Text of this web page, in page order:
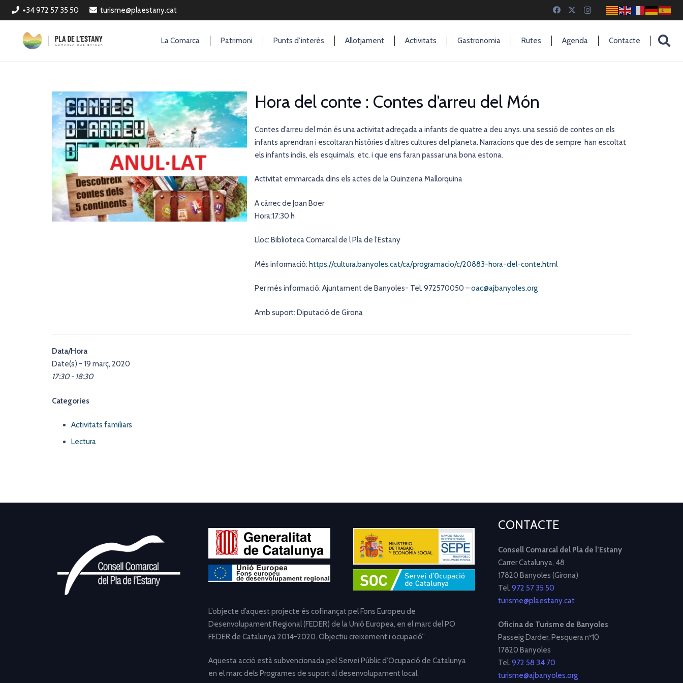
+34 972 57 35 50 turisme@plaestany.cat
La Comarca Patrimoni Punts d’interès Allotjament Activitats Gastronomia Rutes Agenda Contacte
Hora del conte : Contes d’arreu del Món
Contes d’arreu del món és una activitat adreçada a infants de quatre a deu anys. una sessió de contes on els
infants aprendran i escoltaran històries d’altres cultures del planeta. Narracions que des de sempre han escoltat
els infants indis, els esquimals, etc. i que ens faran passar una bona estona.
Activitat emmarcada dins els actes de la Quinzena Mallorquina
A càrrec de Joan Boer
Hora:17:30 h
Lloc: Biblioteca Comarcal de l Pla de l’Estany
Més informació: https://cultura.banyoles.cat/ca/programacio/c/20883-hora-del-conte.html
Per més informació: Ajuntament de Banyoles- Tel. 972570050 –oac@ajbanyoles.org
Amb suport: Diputació de Girona
Data/Hora
Date(s) - 19 març, 2020
17:30 - 18:30
Categories
Activitats familiars
Lectura
L’objecte d’aquest projecte és cofinançat pel Fons Europeu de
Desenvolupament Regional (FEDER) de la Unió Europea, en el marc del PO
FEDER de Catalunya 2014-2020. Objectiu creixement i ocupació”
Aquesta acció està subvencionada pel Servei Públic d’Ocupació de Catalunya
en el marc dels Programes de suport al desenvolupament local.
CONTACTE
Consell Comarcal del Pla de l’Estany
Carrer Catalunya, 48
17820 Banyoles (Girona)
Tel. 972 57 35 50
turisme@plaestany.cat
Oficina de Turisme de Banyoles
Passeig Darder, Pesquera nº10
17820 Banyoles
Tel. 972 58 34 70
turisme@ajbanyoles.org